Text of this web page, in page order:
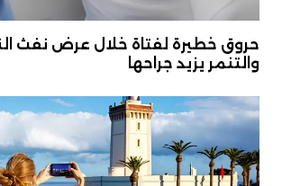
حروق خطيرة لفتاة خلال عرض نفث
والتنمر يزيد جراحها